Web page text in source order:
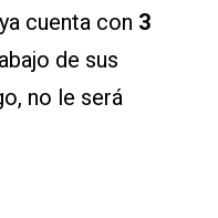
cuenta con 3
de sus
no le será